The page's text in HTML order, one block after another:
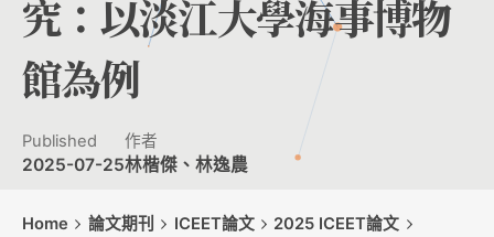
究：以淡江大學海事博物
館為例
Published
2025-07-25
作者
林楷傑、林逸農
Home 論文期刊 ICEET論文
2025 ICEET論文